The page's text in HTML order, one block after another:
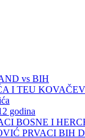
vs BIH
I TEU
godina
BOSNE I
PRVACI BIH